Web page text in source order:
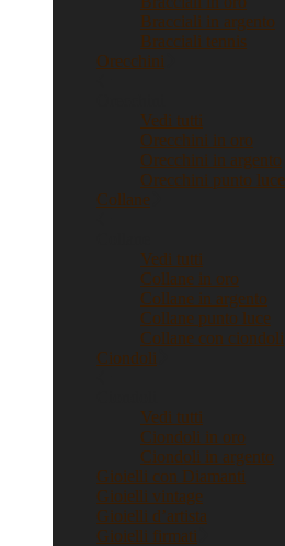
Bracciali in argento
Bracciali tennis
Orecchini
Vedi tutti
Orecchini in oro
Orecchini in argento
Orecchini punto luce
Collane
Vedi tutti
Collane in oro
Collane in argento
Collane punto luce
Collane con ciondoli
Ciondoli
Vedi tutti
Ciondoli in oro
Ciondoli in argento
Gioielli con Diamanti
Gioielli vintage
Gioielli d’artista
Gioielli firmati